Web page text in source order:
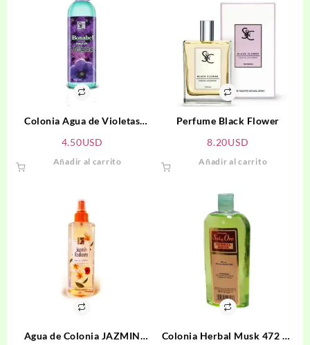
Colonia Agua de Violetas
4.50USD
Añadir al carrito
Perfume Black Flower
8.20USD
Añadir al carrito
Agua de Colonia JAZMIN
Colonia Herbal Musk 472 ml